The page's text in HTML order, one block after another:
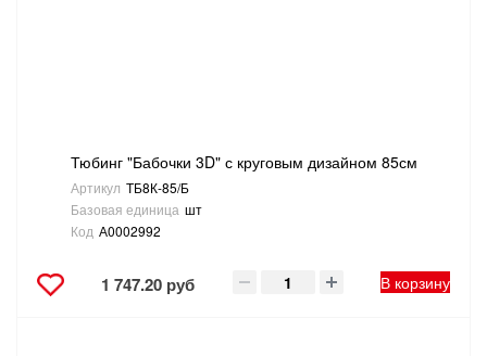
Тюбинг "Бабочки 3D" с круговым дизайном 85см
Артикул ТБ8К-85/Б
Базовая единица шт
Код А0002992
1 747.20 руб В корзину